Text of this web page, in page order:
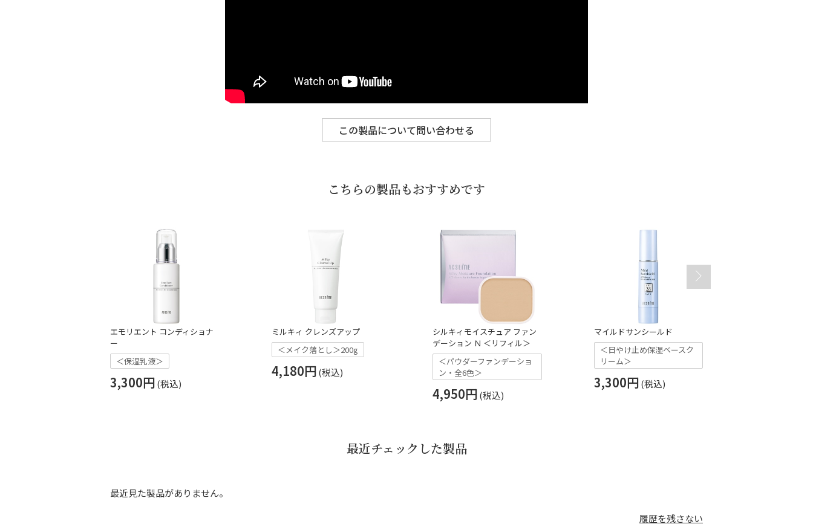
この製品について問い合わせる
こちらの製品もおすすめです
エモリエント コンディショナ
ー
＜保湿乳液＞
3,300円
ミルキィ クレンズアップ
＜メイク落とし＞200g
4,180円
シルキィモイスチュア ファン
デーション Ｎ ＜リフィル＞
＜パウダーファンデーショ
ン・全6色＞
4,950円
マイルドサンシールド
＜日やけ止め保湿ベースク
リーム＞
3,300円
最近チェックした製品
最近見た製品がありません。
履歴を残さない